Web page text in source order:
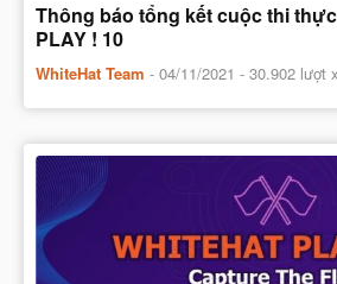
Thông báo tổng kết cuộc thi
PLAY ! 10
WhiteHat Team - 04/11/2021 - 30.902 lượt